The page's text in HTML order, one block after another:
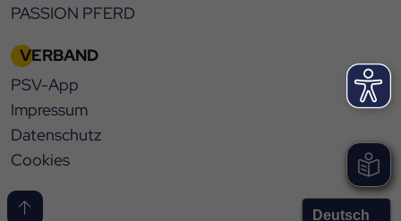
PASSION PFERD
VERBAND
PSV-App
Impressum
Datenschutz
Cookies